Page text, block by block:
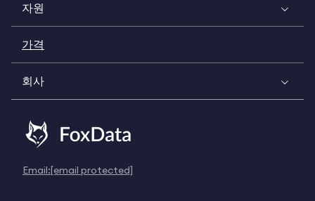
자원
가격
회사
Email:[email protected]